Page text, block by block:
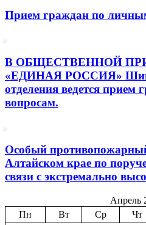
Прием граждан по
В ОБЩЕСТВЕННОЙ
«ЕДИНАЯ РОССИЯ»
отделения ведется
вопросам.
Особый
Алтайском крае по
связи с экстремально
Апрель
Пн
Вт Ср Чт